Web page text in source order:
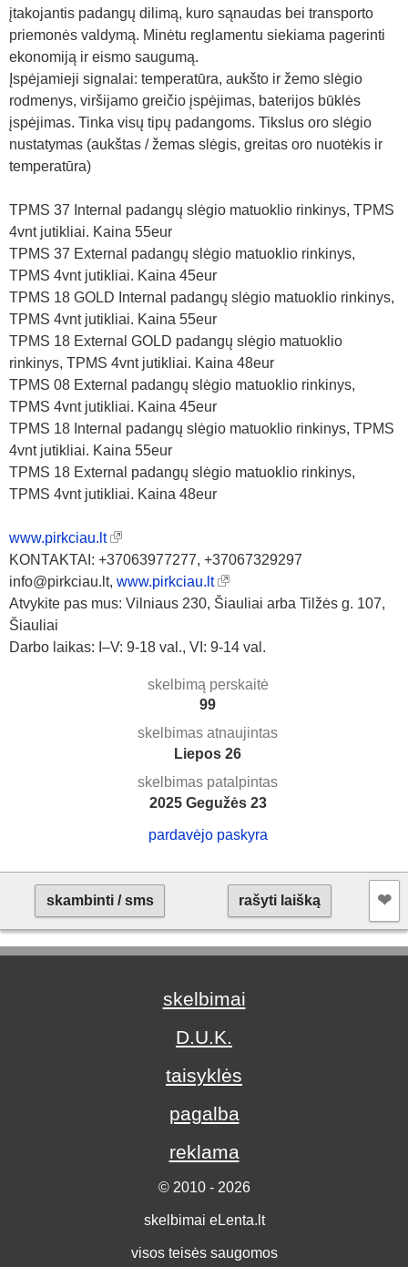
įtakojantis padangų dilimą, kuro sąnaudas bei transporto
priemonės valdymą. Minėtu reglamentu siekiama pagerinti
ekonomiją ir eismo saugumą.
Įspėjamieji signalai: temperatūra, aukšto ir žemo slėgio
rodmenys, viršijamo greičio įspėjimas, baterijos būklės
įspėjimas. Tinka visų tipų padangoms. Tikslus oro slėgio
nustatymas (aukštas / žemas slėgis, greitas oro nuotėkis ir
temperatūra)
TPMS 37 Internal padangų slėgio matuoklio rinkinys, TPMS
4vnt jutikliai. Kaina 55eur
TPMS 37 External padangų slėgio matuoklio rinkinys,
TPMS 4vnt jutikliai. Kaina 45eur
TPMS 18 GOLD Internal padangų slėgio matuoklio rinkinys,
TPMS 4vnt jutikliai. Kaina 55eur
TPMS 18 External GOLD padangų slėgio matuoklio
rinkinys, TPMS 4vnt jutikliai. Kaina 48eur
TPMS 08 External padangų slėgio matuoklio rinkinys,
TPMS 4vnt jutikliai. Kaina 45eur
TPMS 18 Internal padangų slėgio matuoklio rinkinys, TPMS
4vnt jutikliai. Kaina 55eur
TPMS 18 External padangų slėgio matuoklio rinkinys,
TPMS 4vnt jutikliai. Kaina 48eur
www.pirkciau.lt
KONTAKTAI: +37063977277, +37067329297
info@pirkciau.lt, www.pirkciau.lt
Atvykite pas mus: Vilniaus 230, Šiauliai arba Tilžės g. 107,
Šiauliai
Darbo laikas: I–V: 9-18 val., VI: 9-14 val.
skelbimą perskaitė
99
skelbimas atnaujintas
Liepos 26
skelbimas patalpintas
2025 Gegužės 23
pardavėjo paskyra
skambinti / sms rašyti laišką ❤︎
skelbimai
D.U.K.
taisyklės
pagalba
reklama
© 2010 - 2026
skelbimai eLenta.lt
visos teisės saugomos